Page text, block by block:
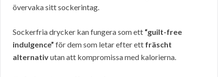
övervaka sitt sockerintag.
Sockerfria drycker kan fungera som ett “guilt-free
indulgence” för dem som letar efter ett fräscht
alternativutan att kompromissa med kalorierna.